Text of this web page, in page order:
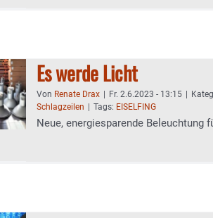
Es werde Licht
Von Renate Drax Fr. 2.6.2023 - 13:15
Schlagzeilen
Tags: EISELFING
Neue, energiesparende Beleuchtung